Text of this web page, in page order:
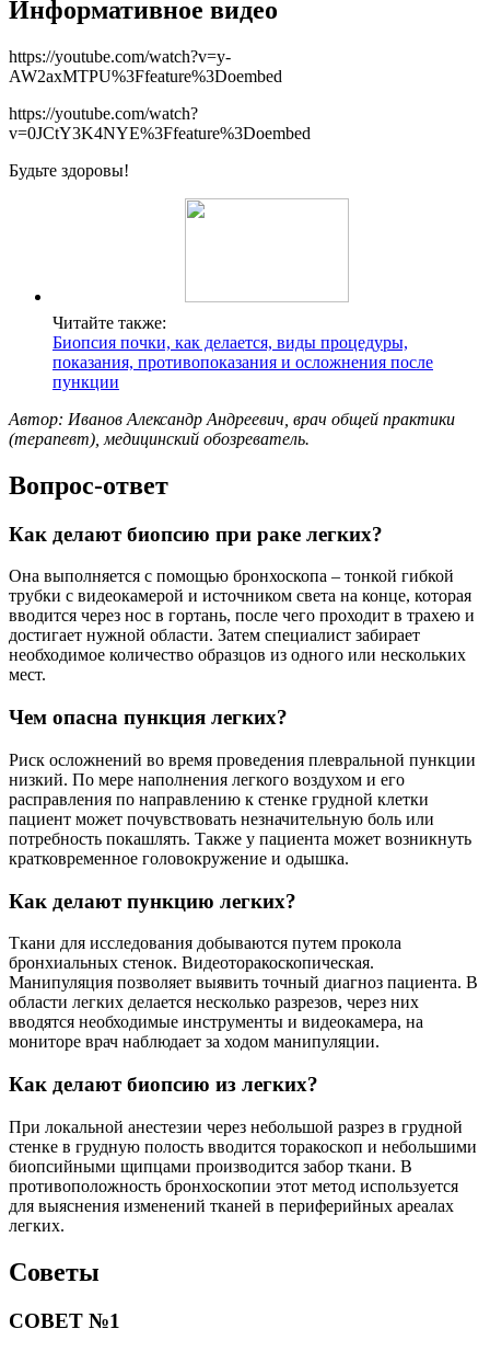
Информативное видео
https://youtube.com/watch?v=y-
AW2axMTPU%3Ffeature%3Doembed
https://youtube.com/watch?
v=0JCtY3K4NYE%3Ffeature%3Doembed
Будьте здоровы!
Читайте также:
Биопсия почки, как делается, виды процедуры,
показания, противопоказания и осложнения после
пункции
Автор: Иванов Александр Андреевич, врач общей практики
(терапевт), медицинский обозреватель.
Вопрос-ответ
Как делают биопсию при раке легких?
Она выполняется с помощью бронхоскопа – тонкой гибкой
трубки с видеокамерой и источником света на конце, которая
вводится через нос в гортань, после чего проходит в трахею и
достигает нужной области. Затем специалист забирает
необходимое количество образцов из одного или нескольких
мест.
Чем опасна пункция легких?
Риск осложнений во время проведения плевральной пункции
низкий. По мере наполнения легкого воздухом и его
расправления по направлению к стенке грудной клетки
пациент может почувствовать незначительную боль или
потребность покашлять. Также у пациента может возникнуть
кратковременное головокружение и одышка.
Как делают пункцию легких?
Ткани для исследования добываются путем прокола
бронхиальных стенок. Видеоторакоскопическая.
Манипуляция позволяет выявить точный диагноз пациента. В
области легких делается несколько разрезов, через них
вводятся необходимые инструменты и видеокамера, на
мониторе врач наблюдает за ходом манипуляции.
Как делают биопсию из легких?
При локальной анестезии через небольшой разрез в грудной
стенке в грудную полость вводится торакоскоп и небольшими
биопсийными щипцами производится забор ткани. В
противоположность бронхоскопии этот метод используется
для выяснения изменений тканей в периферийных ареалах
легких.
Советы
СОВЕТ №1